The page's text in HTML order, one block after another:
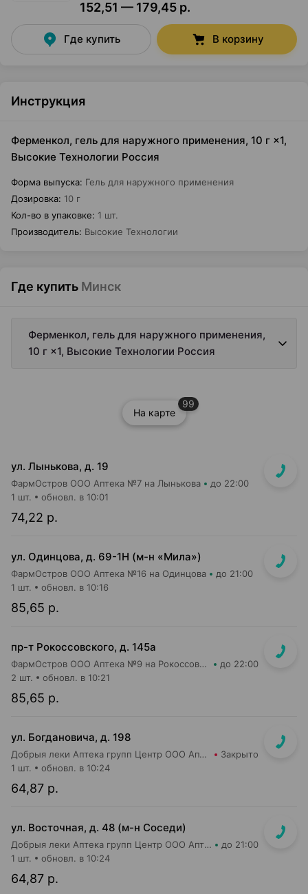
152,51 — 179,45 р.
Где купить В корзину
Инструкция
Ферменкол, гель для наружного применения, 10 г ×1,
Высокие Технологии Россия
Форма выпуска: Гель для наружного применения
Дозировка: 10 г
Кол-во в упаковке: 1 шт.
Производитель: Высокие Технологии
Где купить Минск
Ферменкол, гель для наружного применения,
10 г ×1, Высокие Технологии Россия
На карте
99
ул. Лынькова, д. 19
ФармОстров ООО Аптека №7 на Лынькова до 22:00
74,22 р.
1 шт. обновл. в 10:01
ул. Одинцова, д. 69-1Н (м-н «Мила»)
ФармОстров ООО Аптека №16 на Одинцова до 21:00
85,65 р.
1 шт. обновл. в 10:16
пр-т Рокоссовского, д. 145а
ФармОстров ООО Аптека №9 на Рокоссовского до 22:00
85,65 р.
2 шт. обновл. в 10:21
ул. Богдановича, д. 198
Добрыя леки Аптека групп Центр ООО Аптека №44 Закрыто
64,87 р.
1 шт. обновл. в 10:24
ул. Восточная, д. 48 (м-н Соседи)
Добрыя леки Аптека групп Центр ООО Аптека №45 до 21:00
64,87 р.
1 шт. обновл. в 10:24